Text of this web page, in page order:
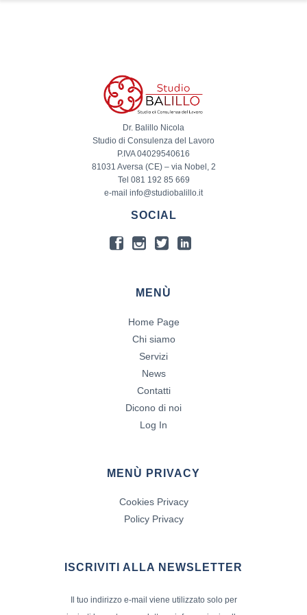
Dr. Balillo Nicola
Studio di Consulenza del Lavoro
P.IVA 04029540616
81031 Aversa (CE) – via Nobel, 2
Tel 081 192 85 669
e-mail info@studiobalillo.it
SOCIAL
MENÙ
Home Page
Chi siamo
Servizi
News
Contatti
Dicono di noi
Log In
MENÙ PRIVACY
Cookies Privacy
Policy Privacy
ISCRIVITI ALLA NEWSLETTER
Il tuo indirizzo e-mail viene utilizzato solo per